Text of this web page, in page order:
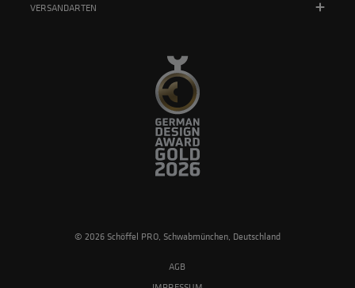
VERSANDARTEN
© 2026 Schöffel PRO, Schwabmünchen, Deutschland
AGB